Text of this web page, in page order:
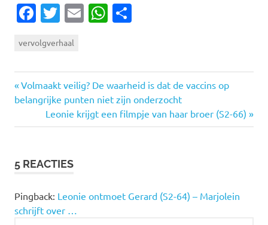
Facebook
Twitter
EmailWhatsApp
vervolgverhaal
Bericht
navigatie
Vorige
bericht:
Volmaakt veilig? De waarheid is dat de vaccins op
belangrijke punten niet zijn onderzocht
Volgende
bericht:
Leonie krijgt een filmpje van haar broer (S2-66)
5 REACTIES
Pingback: Leonie ontmoet Gerard (S2-64) – Marjolein
schrijft over …